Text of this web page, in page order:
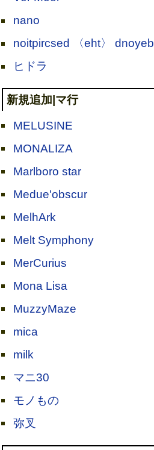
nano
noitpircsed 〈eht〉 dnoyeb
ヒドラ
新規追加|マ行
MELUSINE
MONALIZA
Marlboro star
Medue'obscur
MelhArk
Melt Symphony
MerCurius
Mona Lisa
MuzzyMaze
mica
milk
マニ30
モノもの
弥叉